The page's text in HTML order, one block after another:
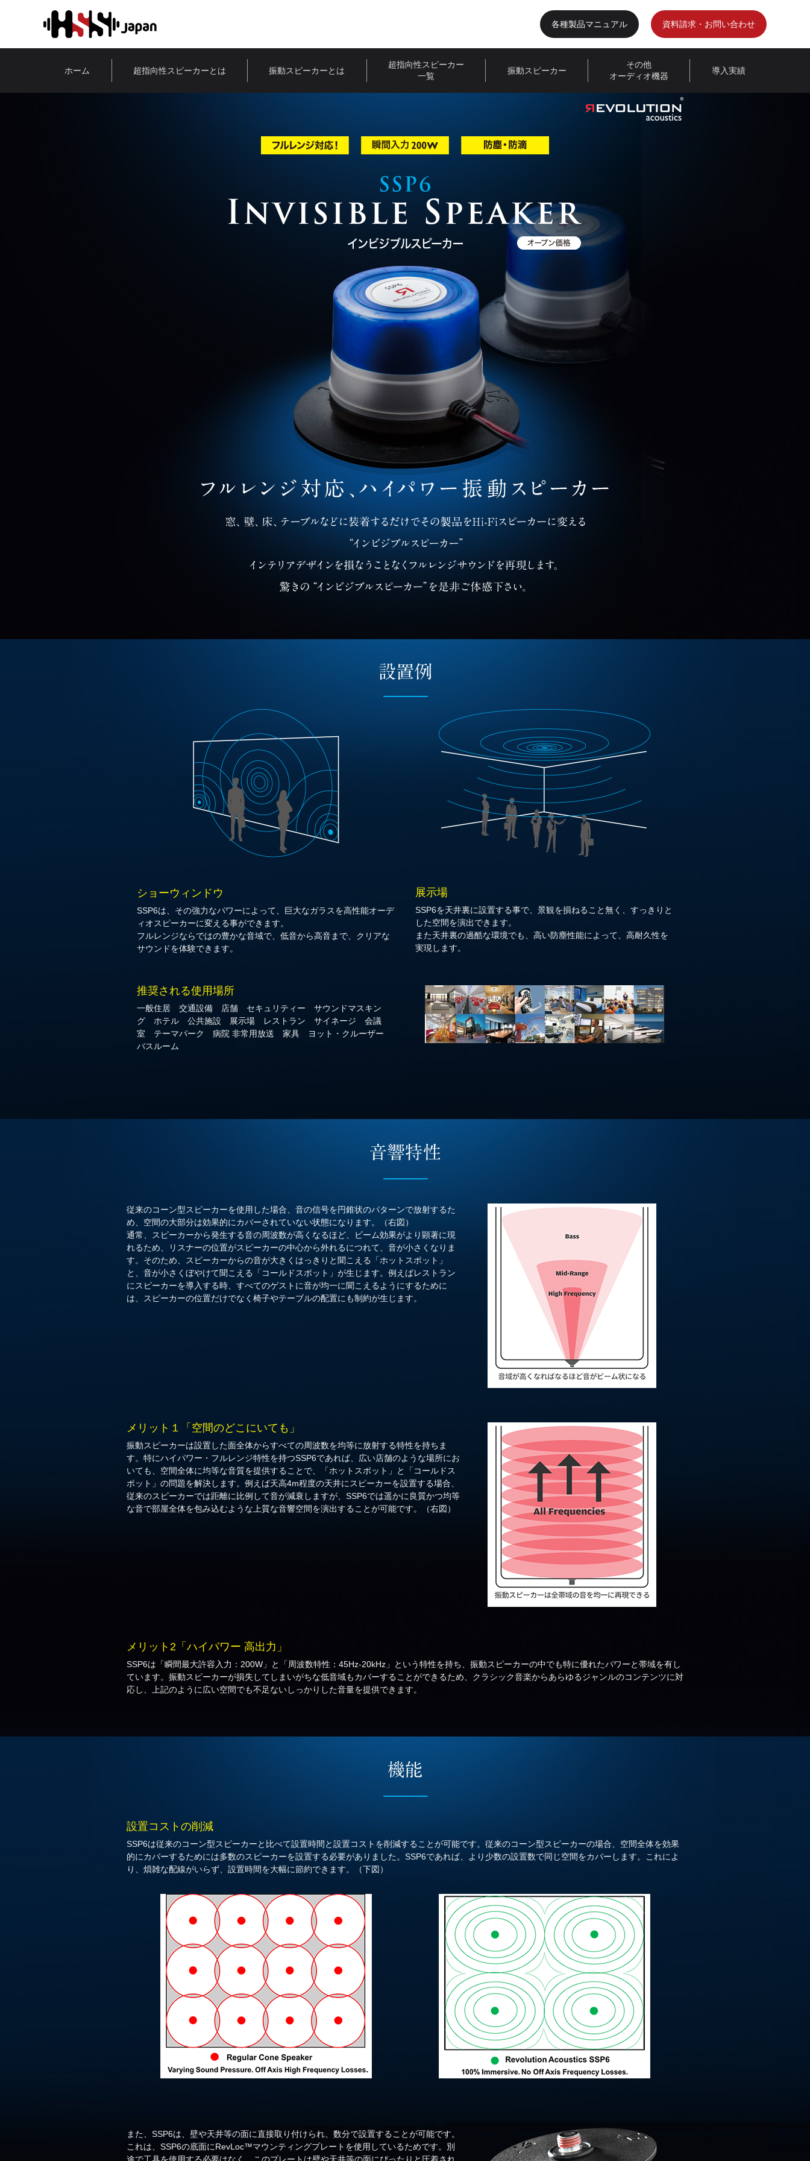
各種製品マニュアル 資料請求・お問い合わせ
ホーム 超指向性スピーカーとは 振動スピーカーとは
超指向性スピーカー
一覧
振動スピーカー
その他
オーディオ機器
導入実績
ショーウィンドウ
SSP6は、その強力なパワーによって、巨大なガラスを高性能オーデ
ィオスピーカーに変える事ができます。
フルレンジならではの豊かな音域で、低音から高音まで、クリアな
サウンドを体験できます。
展示場
SSP6を天井裏に設置する事で、景観を損ねること無く、すっきりと
した空間を演出できます。
また天井裏の過酷な環境でも、高い防塵性能によって、高耐久性を
実現します。
推奨される使用場所
一般住居 交通設備 店舗 セキュリティー サウンドマスキン
グ ホテル 公共施設 展示場 レストラン サイネージ 会議
室 テーマパーク 病院 非常用放送 家具 ヨット・クルーザー
バスルーム
従来のコーン型スピーカーを使用した場合、音の信号を円錐状のパターンで放射するた
め、空間の大部分は効果的にカバーされていない状態になります。（右図）
通常、スピーカーから発生する音の周波数が高くなるほど、ビーム効果がより顕著に現
れるため、リスナーの位置がスピーカーの中心から外れるにつれて、音が小さくなりま
す。そのため、スピーカーからの音が大きくはっきりと聞こえる「ホットスポット」
と、音が小さくぼやけて聞こえる「コールドスポット」が生じます。例えばレストラン
にスピーカーを導入する時、すべてのゲストに音が均一に聞こえるようにするために
は、スピーカーの位置だけでなく椅子やテーブルの配置にも制約が生じます。
メリット１「空間のどこにいても」
振動スピーカーは設置した面全体からすべての周波数を均等に放射する特性を持ちま
す。特にハイパワー・フルレンジ特性を持つSSP6であれば、広い店舗のような場所にお
いても、空間全体に均等な音質を提供することで、「ホットスポット」と「コールドス
ポット」の問題を解決します。例えば天高4m程度の天井にスピーカーを設置する場合、
従来のスピーカーでは距離に比例して音が減衰しますが、SSP6では遥かに良質かつ均等
な音で部屋全体を包み込むような上質な音響空間を演出することが可能です。（右図）
メリット2「ハイパワー 高出力」
SSP6は「瞬間最大許容入力：200W」と「周波数特性：45Hz-20kHz」という特性を持ち、振動スピーカーの中でも特に優れたパワーと帯域を有し
ています。振動スピーカーが損失してしまいがちな低音域もカバーすることができるため、クラシック音楽からあらゆるジャンルのコンテンツに対
応し、上記のように広い空間でも不足ないしっかりした音量を提供できます。
設置コストの削減
SSP6は従来のコーン型スピーカーと比べて設置時間と設置コストを削減することが可能です。従来のコーン型スピーカーの場合、空間全体を効果
的にカバーするためには多数のスピーカーを設置する必要がありました。SSP6であれば、より少数の設置数で同じ空間をカバーします。これによ
り、煩雑な配線がいらず、設置時間を大幅に節約できます。（下図）
また、SSP6は、壁や天井等の面に直接取り付けられ、数分で設置することが可能です。
これは、SSP6の底面にRevLoc™マウンティングプレートを使用しているためです。別